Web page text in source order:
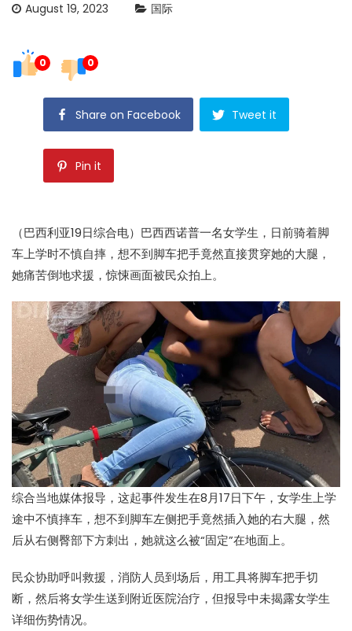
August 19, 2023 国际
0 0
Share on Facebook Tweet it
Pin it
（巴西利亚19日综合电）巴西西诺普一名女学生，日前骑着脚
车上学时不慎自摔，想不到脚车把手竟然直接贯穿她的大腿，
她痛苦倒地求援，惊悚画面被民众拍上。
综合当地媒体报导，这起事件发生在8月17日下午，女学生上学
途中不慎摔车，想不到脚车左侧把手竟然插入她的右大腿，然
后从右侧臀部下方刺出，她就这么被“固定”在地面上。
民众协助呼叫救援，消防人员到场后，用工具将脚车把手切
断，然后将女学生送到附近医院治疗，但报导中未揭露女学生
详细伤势情况。